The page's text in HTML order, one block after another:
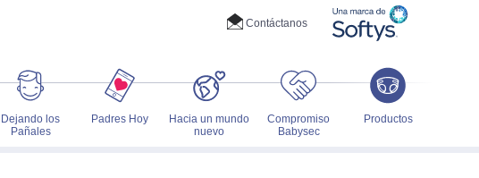
Dejando los
Pañales
Padres Hoy
Hacia un mundo
nuevo
Compromiso
Babysec
Productos
Contáctanos